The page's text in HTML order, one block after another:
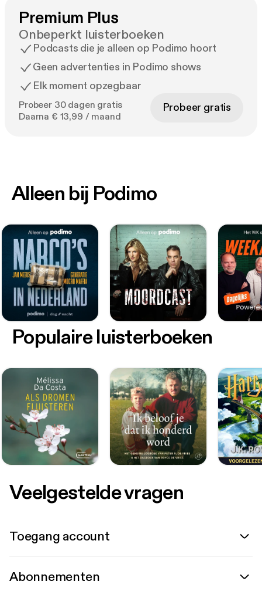
Premium Plus
Onbeperkt luisterboeken
Podcasts die je alleen op Podimo hoort
Geen advertenties in Podimo shows
Elk moment opzegbaar
Probeer 30 dagen gratis
Daarna € 13,99 / maand
Probeer gratis
Alleen bij Podimo
Populaire luisterboeken
Veelgestelde vragen
Toegang account
Abonnementen